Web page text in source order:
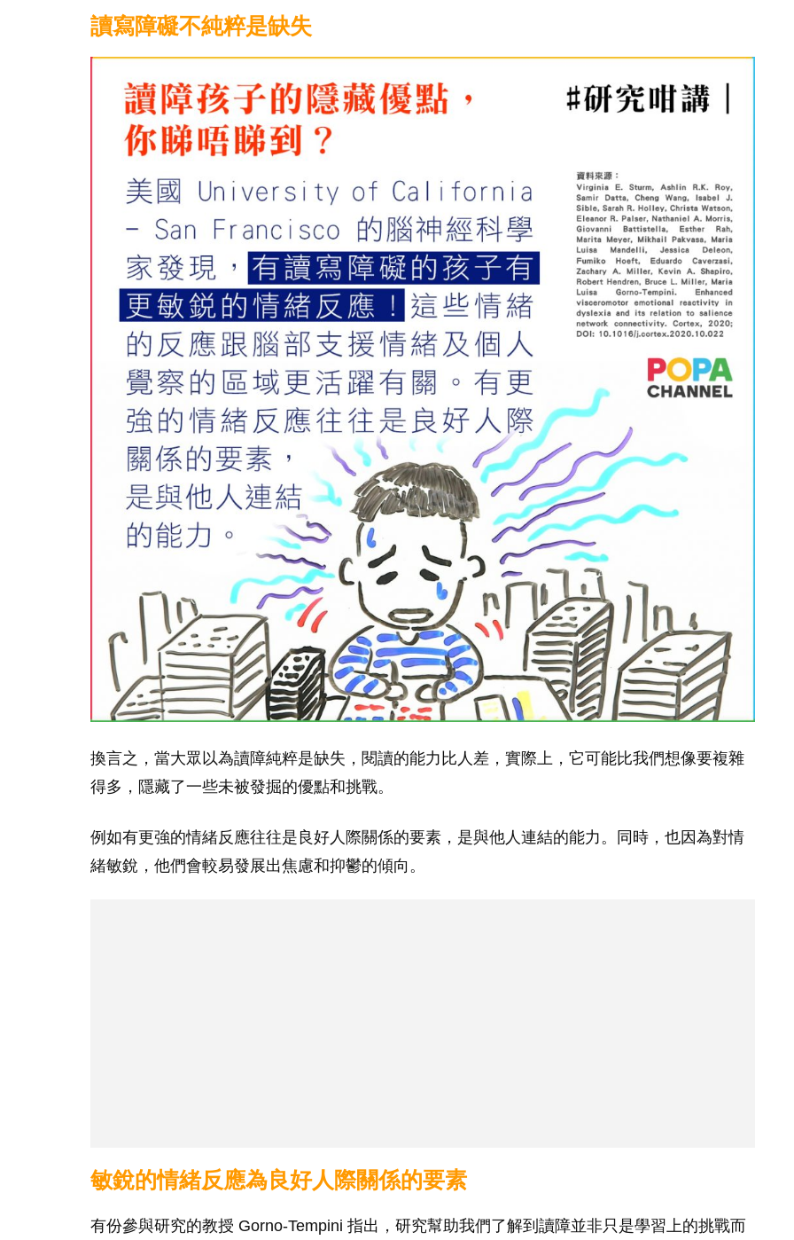
讀寫障礙不純粹是缺失
換言之，當大眾以為讀障純粹是缺失，閱讀的能力比人差，實際上，它可能比我們想像要複雜
得多，隱藏了一些未被發掘的優點和挑戰。
例如有更強的情緒反應往往是良好人際關係的要素，是與他人連結的能力。同時，也因為對情
緒敏銳，他們會較易發展出焦慮和抑鬱的傾向。
敏銳的情緒反應為良好人際關係的要素
有份參與研究的教授 Gorno-Tempini 指出，研究幫助我們了解到讀障並非只是學習上的挑戰而